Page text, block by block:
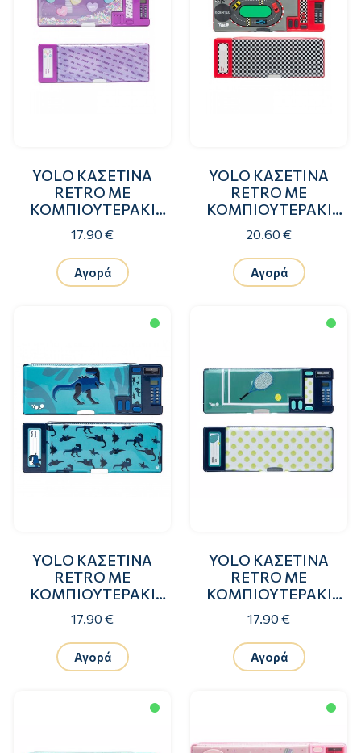
YOLO ΚΑΣΕΤΙΝΑ
RETRO ΜΕ
ΚΟΜΠΙΟΥΤΕΡΑΚΙ
HEARTS WITH
SPRINKLES
17.90 €
Αγορά
YOLO ΚΑΣΕΤΙΝΑ
RETRO ΜΕ
ΚΟΜΠΙΟΥΤΕΡΑΚΙ
RACE CARS
20.60 €
Αγορά
YOLO ΚΑΣΕΤΙΝΑ
RETRO ΜΕ
ΚΟΜΠΙΟΥΤΕΡΑΚΙ
LIGHT BLUE DINO
17.90 €
Αγορά
YOLO ΚΑΣΕΤΙΝΑ
RETRO ΜΕ
ΚΟΜΠΙΟΥΤΕΡΑΚΙ
TENNIS CLUB BOY
17.90 €
Αγορά